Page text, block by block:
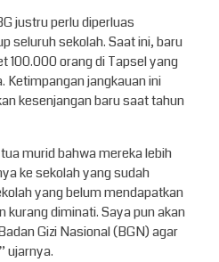
justru perlu diperluas
seluruh sekolah. Saat ini, baru
100.000 orang di Tapsel yang
jangkauan ini
kesenjangan baru saat tahun
murid bahwa mereka lebih
ke sekolah yang sudah
yang belum mendapatkan
kurang diminati. Saya pun akan
Gizi Nasional (BGN) agar
ujarnya.